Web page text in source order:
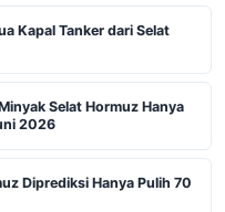
Kapal Tanker dari Selat
Selat Hormuz Hanya
2026
Diprediksi Hanya Pulih 70